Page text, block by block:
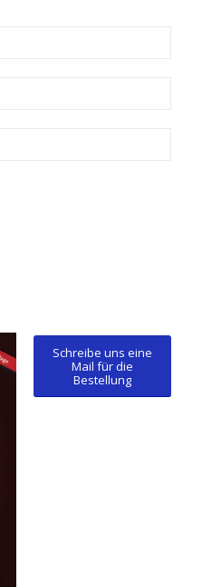
Schreibe uns eine
Mail für die
Bestellung